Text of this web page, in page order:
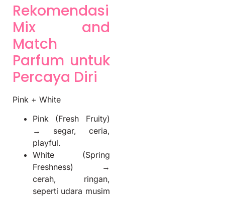
Rekomendasi
Mix and
Match
Parfum untuk
Percaya Diri
Pink + White
Pink (Fresh Fruity)
→ segar, ceria,
playful.
White (Spring
Freshness) →
cerah, ringan,
seperti udara musim